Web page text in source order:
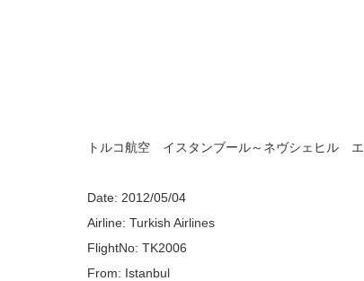
トルコ航空 イスタンブール～ネヴシェヒル
Date: 2012/05/04
Airline: Turkish Airlines
FlightNo: TK2006
From: Istanbul